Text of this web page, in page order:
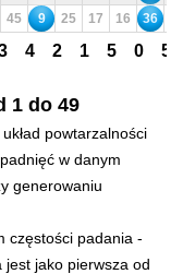
45 9 25 17 16 36
4 2 1 5 0 5
1 do 49
powtarzalności
w danym
generowaniu
częstości padania -
jest jako pierwsza od